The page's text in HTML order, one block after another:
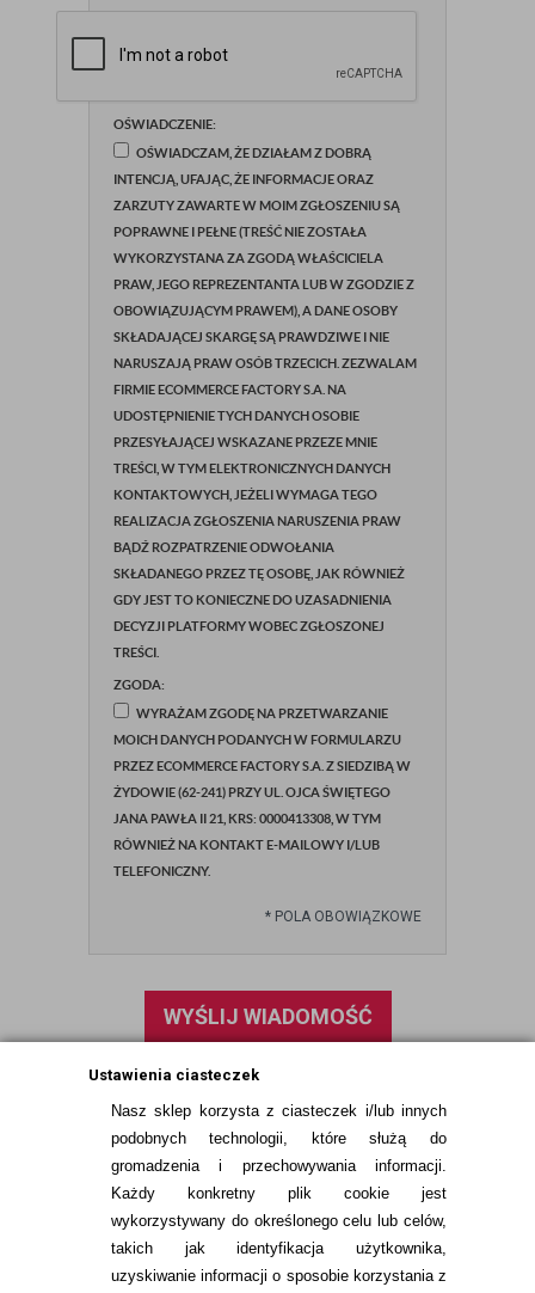
Ustawienia ciasteczek
Nasz sklep korzysta z ciasteczek i/lub innych
podobnych technologii, które służą do
gromadzenia i przechowywania informacji.
Każdy konkretny plik cookie jest
wykorzystywany do określonego celu lub celów,
takich jak identyfikacja użytkownika,
uzyskiwanie informacji o sposobie korzystania z
OŚWIADCZENIE:
OŚWIADCZAM, ŻE DZIAŁAM Z DOBRĄ
INTENCJĄ, UFAJĄC, ŻE INFORMACJE ORAZ
ZARZUTY ZAWARTE W MOIM ZGŁOSZENIU SĄ
POPRAWNE I PEŁNE (TREŚĆ NIE ZOSTAŁA
WYKORZYSTANA ZA ZGODĄ WŁAŚCICIELA
PRAW, JEGO REPREZENTANTA LUB W ZGODZIE Z
OBOWIĄZUJĄCYM PRAWEM), A DANE OSOBY
SKŁADAJĄCEJ SKARGĘ SĄ PRAWDZIWE I NIE
NARUSZAJĄ PRAW OSÓB TRZECICH. ZEZWALAM
FIRMIE ECOMMERCE FACTORY S.A. NA
UDOSTĘPNIENIE TYCH DANYCH OSOBIE
PRZESYŁAJĄCEJ WSKAZANE PRZEZE MNIE
TREŚCI, W TYM ELEKTRONICZNYCH DANYCH
KONTAKTOWYCH, JEŻELI WYMAGA TEGO
REALIZACJA ZGŁOSZENIA NARUSZENIA PRAW
BĄDŹ ROZPATRZENIE ODWOŁANIA
SKŁADANEGO PRZEZ TĘ OSOBĘ, JAK RÓWNIEŻ
GDY JEST TO KONIECZNE DO UZASADNIENIA
DECYZJI PLATFORMY WOBEC ZGŁOSZONEJ
TREŚCI.
ZGODA:
WYRAŻAM ZGODĘ NA PRZETWARZANIE
MOICH DANYCH PODANYCH W FORMULARZU
PRZEZ ECOMMERCE FACTORY S.A. Z SIEDZIBĄ W
ŻYDOWIE (62-241) PRZY UL. OJCA ŚWIĘTEGO
JANA PAWŁA II 21, KRS: 0000413308, W TYM
RÓWNIEŻ NA KONTAKT E-MAILOWY I/LUB
TELEFONICZNY.
* POLA OBOWIĄZKOWE
WYŚLIJ WIADOMOŚĆ